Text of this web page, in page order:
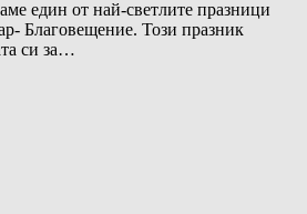
един от най-светлите празници
Благовещение. Този празник
си за…